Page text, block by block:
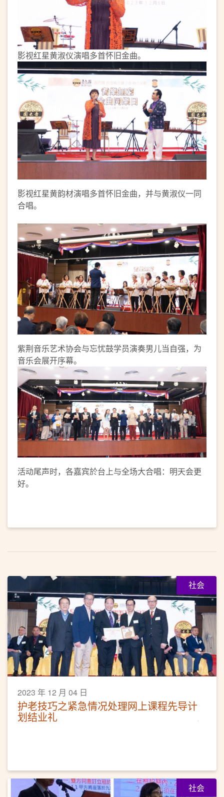
影视红星黄淑仪演唱多首怀旧金曲。
影视红星黄韵材演唱多首怀旧金曲，并与黄淑仪一同
合唱。
紫荆音乐艺术协会与忘忧鼓学员演奏男儿当自强，为
音乐会展开序幕。
活动尾声时，各嘉宾於台上与全场大合唱：明天会更
好。
社会
2023 年 12 月 04 日
护老技巧之紧急情况处理网上课程先导计
划结业礼
社会